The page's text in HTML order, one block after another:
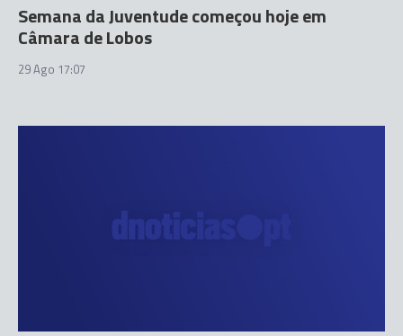
Semana da Juventude começou hoje em
Câmara de Lobos
29 Ago 17:07